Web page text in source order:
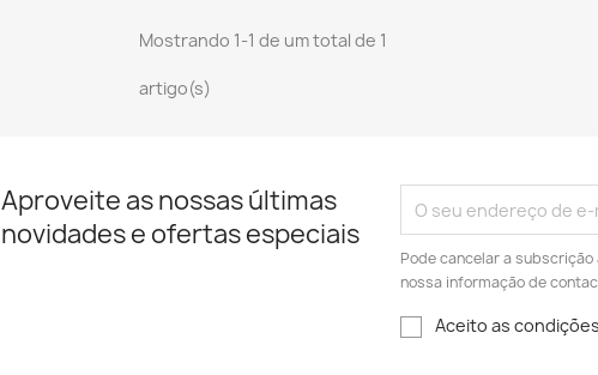
Mostrando 1-1 de um total de 1
artigo(s)
Aproveite as nossas últimas
novidades e ofertas especiais
Pode cancelar a
nossa informação de
Aceito as